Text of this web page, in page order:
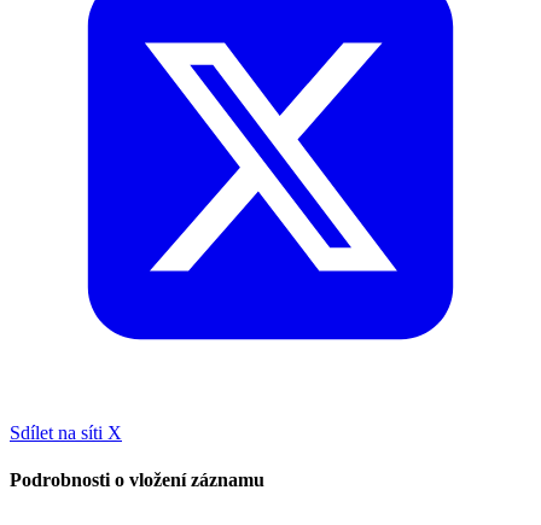
Sdílet na síti X
Podrobnosti o vložení záznamu